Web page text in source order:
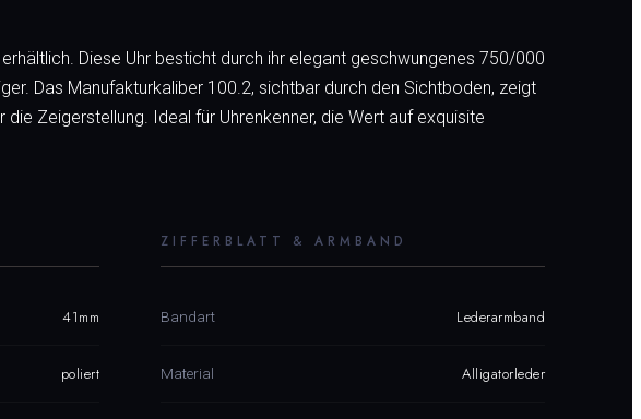
Diese Uhr besticht durch ihr elegant geschwungenes 750/000
Das Manufakturkaliber 100.2, sichtbar durch den Sichtboden, zeigt
Zeigerstellung. Ideal für Uhrenkenner, die Wert auf exquisite
41mm
poliert
ZIFFERBLATT & ARMBAND
Bandart Lederarmband
Material Alligatorleder